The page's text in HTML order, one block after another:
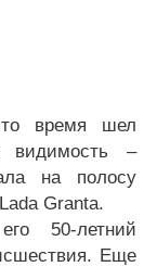
время шел
–
на полосу
Granta.
50-летний
Еще